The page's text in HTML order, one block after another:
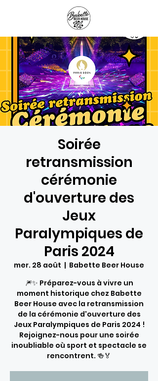
Soirée
retransmission
cérémonie
d'ouverture des
Jeux
Paralympiques de
Paris 2024
mer. 28 août
  |
Babette Beer House
🎆✨ Préparez-vous à vivre un
moment historique chez Babette
Beer House avec la retransmission
de la cérémonie d'ouverture des
Jeux Paralympiques de Paris 2024 !
Rejoignez-nous pour une soirée
inoubliable où sport et spectacle se
rencontrent. 🍻🏅